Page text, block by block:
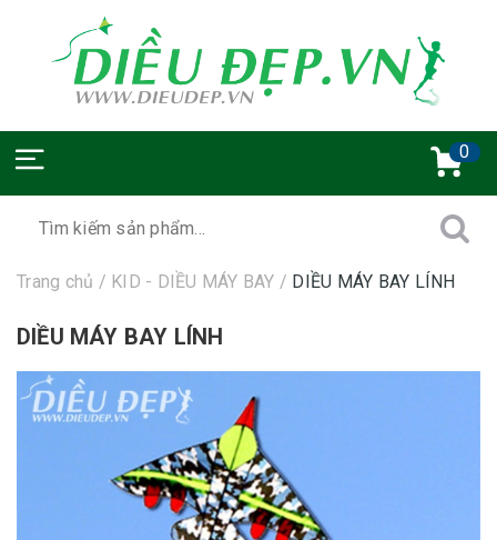
0
Trang chủ / KID - DIỀU MÁY BAY / DIỀU MÁY BAY LÍNH
DIỀU MÁY BAY LÍNH